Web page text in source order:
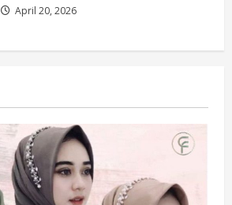
April 20, 2026
Rekomendasi Flat Shoes Terbaik
2026: Nyaman, Stylish, dan Kekinian